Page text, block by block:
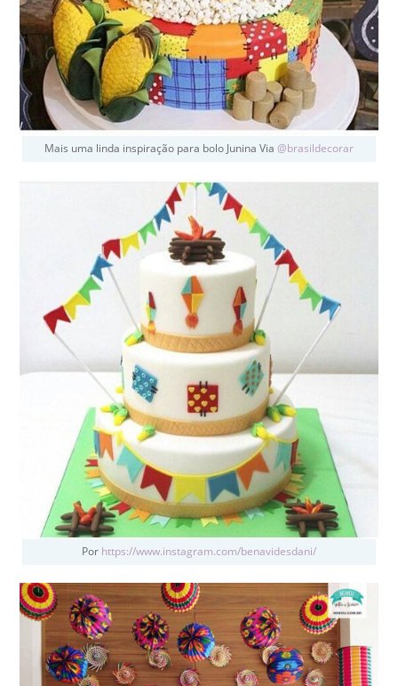
Mais uma linda inspiração para bolo Junina Via @brasildecorar
Por https://www.instagram.com/benavidesdani/